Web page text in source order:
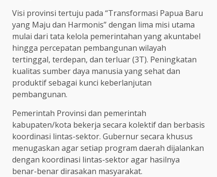
Visi provinsi tertuju pada “Transformasi Papua Baru
yang Maju dan Harmonis” dengan lima misi utama
mulai dari tata kelola pemerintahan yang akuntabel
hingga percepatan pembangunan wilayah
tertinggal, terdepan, dan terluar (3T). Peningkatan
kualitas sumber daya manusia yang sehat dan
produktif sebagai kunci keberlanjutan
pembangunan.
Pemerintah Provinsi dan pemerintah
kabupaten/kota bekerja secara kolektif dan berbasis
koordinasi lintas-sektor. Gubernur secara khusus
menugaskan agar setiap program daerah dijalankan
dengan koordinasi lintas-sektor agar hasilnya
benar-benar dirasakan masyarakat.